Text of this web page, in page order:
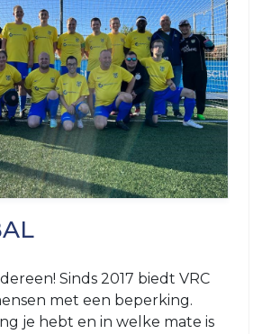
Sinds 2017 biedt VRC
met een beperking.
je hebt en in welke mate is